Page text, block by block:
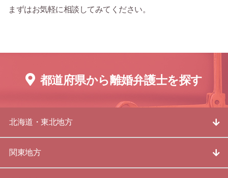
まずはお気軽に相談してみてください。
都道府県から離婚弁護士を探す
北海道・東北地方
関東地方